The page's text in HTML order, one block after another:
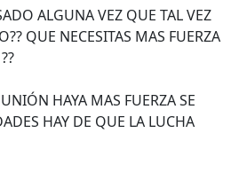
ALGUNA VEZ QUE TAL VEZ
QUE NECESITAS MAS FUERZA
HAYA MAS FUERZA SE
HAY DE QUE LA LUCHA